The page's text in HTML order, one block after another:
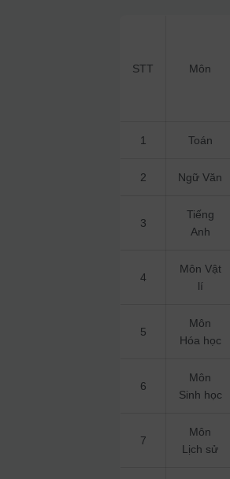
STT Môn
1 Toán
2 Ngữ Văn
3
Tiếng
Anh
4
Môn Vật
lí
5
Môn
Hóa học
6
Môn
Sinh học
7
Môn
Lịch sử